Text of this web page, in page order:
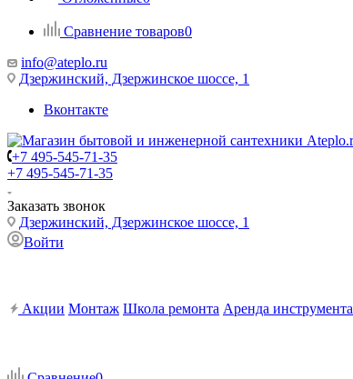
Сравнение товаров0
info@ateplo.ru
Дзержинский, Дзержинское шоссе, 1
Вконтакте
+7 495-545-71-35
+7 495-545-71-35
Заказать звонок
Дзержинский, Дзержинское шоссе, 1
Войти
Акции Монтаж Школа ремонта Аренда инструмента